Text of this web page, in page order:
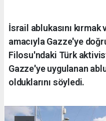
İsrail ablukasını
amacıyla Gazze'ye
Filosu'ndaki Türk
Gazze'ye uygulanan
olduklarını söyledi.